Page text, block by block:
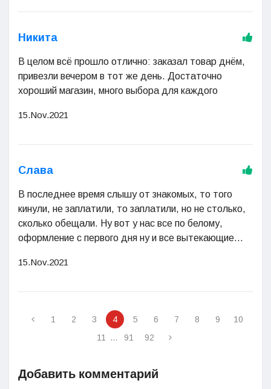
Никита
В целом всё прошло отлично: заказал товар днём,
привезли вечером в тот же день. Достаточно
хороший магазин, много выбора для каждого
15.Nov.2021
Слава
В последнее время слышу от знакомых, то того
кинули, не заплатили, то заплатили, но не столько,
сколько обещали. Ну вот у нас все по белому,
оформление с первого дня ну и все вытекающие...
15.Nov.2021
1 2 3 4 5 6 7 8 9
10
11
... 91 92
Добавить комментарий